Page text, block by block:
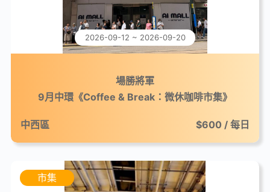
2026-09-12 ~ 2026-09-20
場勝將軍
9月中環《Coffee & Break：微休咖啡市集》
中西區 $600 / 每日
市集